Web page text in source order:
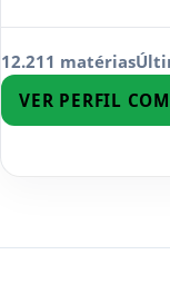
12.211 matérias
VER PERFIL